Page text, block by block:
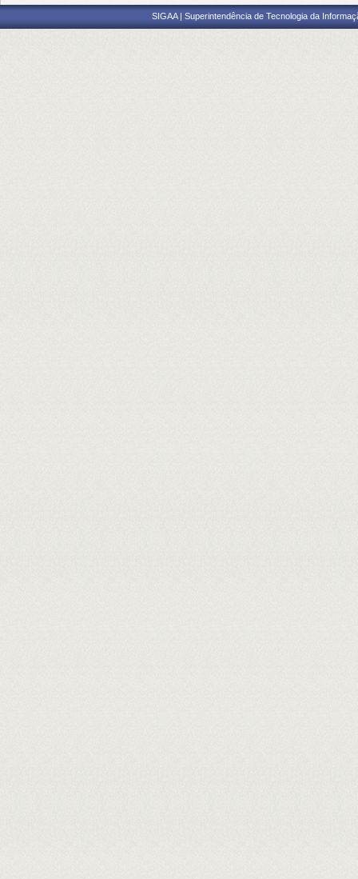
SIGAA | Superintendência de Tecnologia da